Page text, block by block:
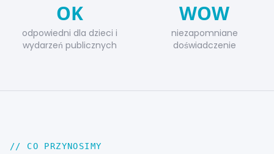
OK
odpowiedni dla dzieci i
wydarzeń publicznych
WOW
niezapomniane
doświadczenie
// CO PRZYNOSIMY